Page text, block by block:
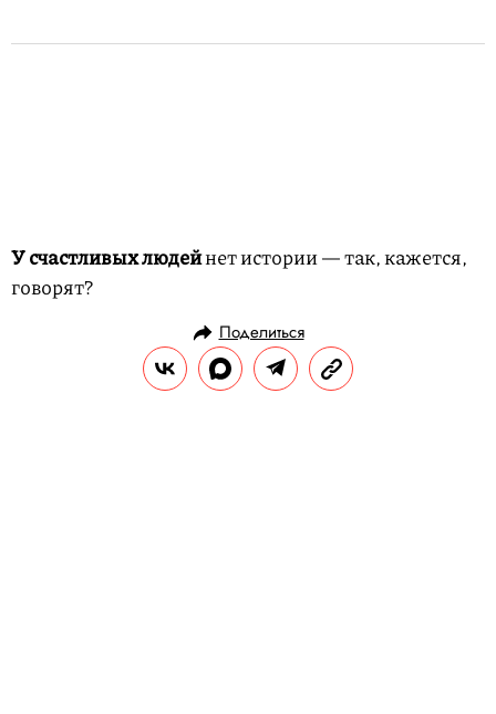
У счастливых людейнет истории — так, кажется,
говорят?
Поделиться